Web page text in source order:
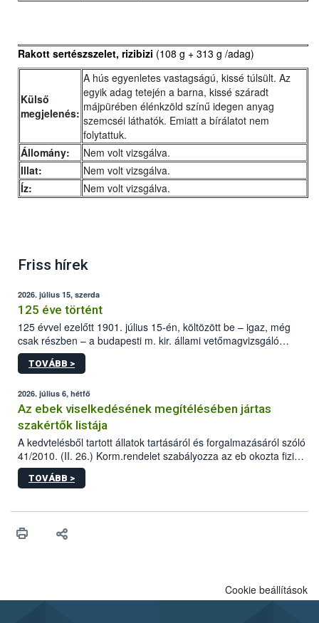
Rakott sertészszelet, rizibizi (108 g + 313 g /adag)
Külső
megjelenés:
A hús egyenletes vastagságú, kissé túlsült. Az
egyik adag tetején a barna, kissé száradt
májpürében élénkzöld színű idegen anyag
szemcséi láthatók. Emiatt a bírálatot nem
folytattuk.
Állomány:
Nem volt vizsgálva.
Illat:
Nem volt vizsgálva.
Íz:
Nem volt vizsgálva.
Friss hírek
2026. július 15, szerda
125 éve történt
125 évvel ezelőtt 1901. július 15-én, költözött be – igaz, még
csak részben – a budapesti m. kir. állami vetőmagvizsgáló
állomás a Kis Rókus utca 15. szám alatti, Czigler Győző által
tervezett új épületébe.
TOVÁBB >
2026. július 6, hétfő
Az ebek viselkedésének megítélésében jártas
szakértők listája
A kedvtelésből tartott állatok tartásáról és forgalmazásáról szóló
41/2010. (II. 26.) Korm.rendelet szabályozza az eb okozta fizikai
sérülés, illetve ennek veszélye keletkezésekor felmerülő
hatósági feladatokat, valamint a veszélyes eb tartását és annak
vonni az ebek viselkedésének megítélésében jártas szakértőt.
TOVÁBB >
Cookie beállítások